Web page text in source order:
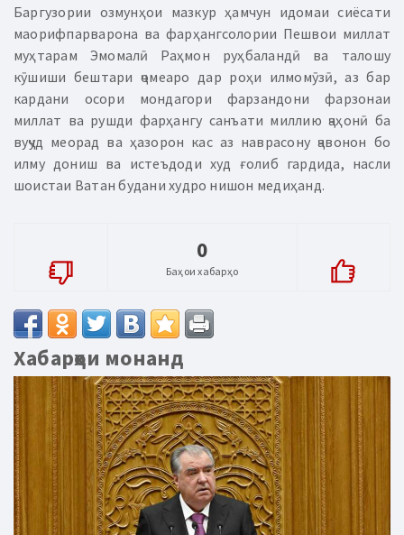
Баргузории озмунҳои мазкур ҳамчун идомаи сиёсати
маорифпарварона ва фарҳангсолории Пешвои миллат
муҳтарам Эмомалӣ Раҳмон руҳбаландӣ ва талошу
кӯшиши бештари ҷомеаро дар роҳи илмомӯзӣ, аз бар
кардани осори мондагори фарзандони фарзонаи
миллат ва рушди фарҳангу санъати миллию ҷаҳонӣ ба
вуҷуд меорад ва ҳазорон кас аз наврасону ҷавонон бо
илму дониш ва истеъдоди худ ғолиб гардида, насли
шоистаи Ватан будани худро нишон медиҳанд.
0
Баҳои хабарҳо
Хабарҳои монанд